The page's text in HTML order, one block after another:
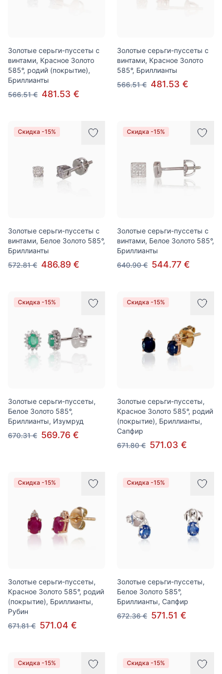
Золотые серьги-пуссеты с
винтами, Красное Золото
585°, родий (покрытие),
Бриллианты
566.51 € 481.53 €
Золотые серьги-пуссеты с
винтами, Красное Золото
585°, Бриллианты
566.51 € 481.53 €
Скидка -15%
Золотые серьги-пуссеты с
винтами, Белое Золото 585°,
Бриллианты
572.81 € 486.89 €
Скидка -15%
Золотые серьги-пуссеты с
винтами, Белое Золото 585°,
Бриллианты
640.90 € 544.77 €
Скидка -15%
Золотые серьги-пуссеты,
Белое Золото 585°,
Бриллианты, Изумруд
670.31 € 569.76 €
Скидка -15%
Золотые серьги-пуссеты,
Красное Золото 585°, родий
(покрытие), Бриллианты,
Сапфир
671.80 € 571.03 €
Скидка -15%
Золотые серьги-пуссеты,
Красное Золото 585°, родий
(покрытие), Бриллианты,
Рубин
671.81 € 571.04 €
Скидка -15%
Золотые серьги-пуссеты,
Белое Золото 585°,
Бриллианты, Сапфир
672.36 € 571.51 €
Скидка -15% Скидка -15%